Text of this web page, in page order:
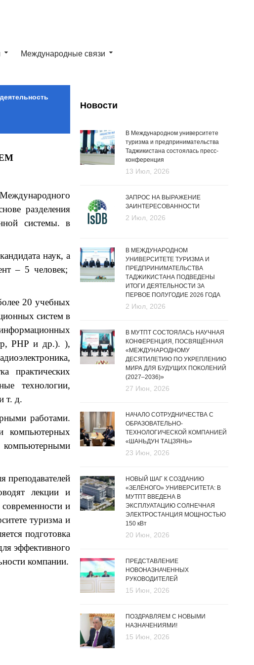
Международные связи
разделения
системы. в
наук, а
– 5 человек;
20 учебных
систем в
PHP и др.). ),
практических
технологии,
т. д.
работами.
компьютерных
лекции и
и
туризма и
подготовка
эффективного
компании.
Новости
В Международном университете
туризма и предпринимательства
Таджикистана состоялась пресс-
конференция
13 Июл, 2026
ЗАПРОС НА ВЫРАЖЕНИЕ
ЗАИНТЕРЕСОВАННОСТИ
2 Июл, 2026
В МЕЖДУНАРОДНОМ
УНИВЕРСИТЕТЕ ТУРИЗМА И
ПРЕДПРИНИМАТЕЛЬСТВА
ТАДЖИКИСТАНА ПОДВЕДЕНЫ
ИТОГИ ДЕЯТЕЛЬНОСТИ ЗА
ПЕРВОЕ ПОЛУГОДИЕ 2026 ГОДА
2 Июл, 2026
В МУТПТ СОСТОЯЛАСЬ НАУЧНАЯ
КОНФЕРЕНЦИЯ, ПОСВЯЩЁННАЯ
«МЕЖДУНАРОДНОМУ
ДЕСЯТИЛЕТИЮ ПО УКРЕПЛЕНИЮ
МИРА ДЛЯ БУДУЩИХ ПОКОЛЕНИЙ
(2027–2036)»
27 Июн, 2026
НАЧАЛО СОТРУДНИЧЕСТВА С
ОБРАЗОВАТЕЛЬНО-
ТЕХНОЛОГИЧЕСКОЙ КОМПАНИЕЙ
«ШАНЬДУН ТАЦЗЯНЬ»
23 Июн, 2026
НОВЫЙ ШАГ К СОЗДАНИЮ
«ЗЕЛЁНОГО» УНИВЕРСИТЕТА: В
МУТПТ ВВЕДЕНА В
ЭКСПЛУАТАЦИЮ СОЛНЕЧНАЯ
ЭЛЕКТРОСТАНЦИЯ МОЩНОСТЬЮ
150 кВт
20 Июн, 2026
ПРЕДСТАВЛЕНИЕ
НОВОНАЗНАЧЕННЫХ
РУКОВОДИТЕЛЕЙ
15 Июн, 2026
ПОЗДРАВЛЯЕМ С НОВЫМИ
НАЗНАЧЕНИЯМИ!
15 Июн, 2026